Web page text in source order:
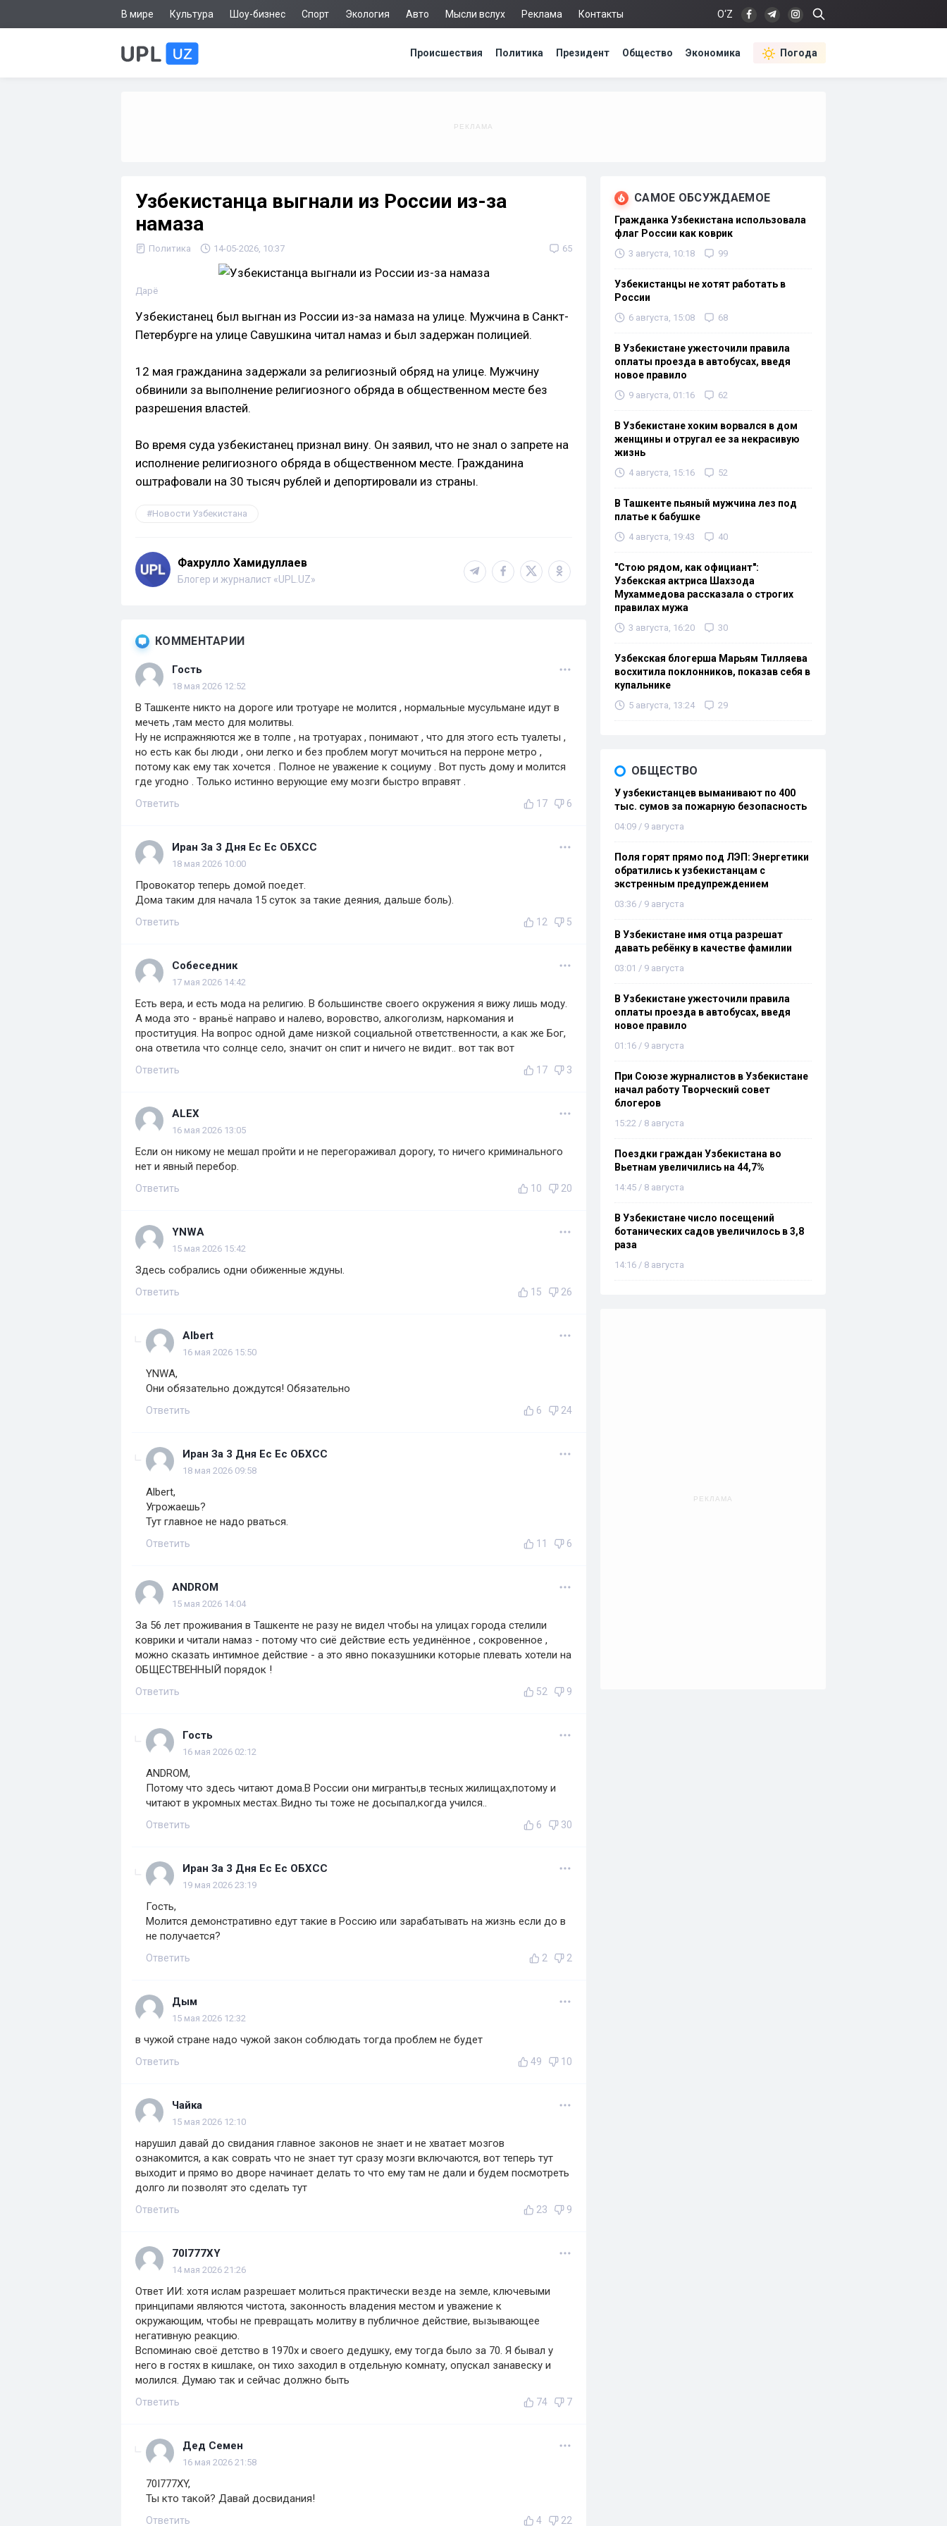
В мире Культура Шоу-бизнес Спорт Экология Авто Мысли вслух Реклама Контакты O‘Z
Происшествия Политика Президент Общество Экономика Погода
Узбекистанца выгнали из России из-за
намаза
Политика 14-05-2026, 10:37 65
Дарё
Узбекистанец был выгнан из России из-за намаза на улице. Мужчина в Санкт-
Петербурге на улице Савушкина читал намаз и был задержан полицией.
12 мая гражданина задержали за религиозный обряд на улице. Мужчину
обвинили за выполнение религиозного обряда в общественном месте без
разрешения властей.
Во время суда узбекистанец признал вину. Он заявил, что не знал о запрете на
исполнение религиозного обряда в общественном месте. Гражданина
оштрафовали на 30 тысяч рублей и депортировали из страны.
Новости Узбекистана
Фахрулло Хамидуллаев
Блогер и журналист «UPL.UZ»
КОММЕНТАРИИ
Гость
18 мая 2026 12:52
В Ташкенте никто на дороге или тротуаре не молится , нормальные мусульмане идут в
мечеть ,там место для молитвы.
Ну не испражняются же в толпе , на тротуарах , понимают , что для этого есть туалеты ,
но есть как бы люди , они легко и без проблем могут мочиться на перроне метро ,
потому как ему так хочется . Полное не уважение к социуму . Вот пусть дому и молится
где угодно . Только истинно верующие ему мозги быстро вправят .
Ответить 17 6
Иран За 3 Дня Ес Ес ОБХСС
18 мая 2026 10:00
Провокатор теперь домой поедет.
Дома таким для начала 15 суток за такие деяния, дальше боль).
Ответить 12 5
Собеседник
17 мая 2026 14:42
Есть вера, и есть мода на религию. В большинстве своего окружения я вижу лишь моду.
А мода это - враньё направо и налево, воровство, алкоголизм, наркомания и
проституция. На вопрос одной даме низкой социальной ответственности, а как же Бог,
она ответила что солнце село, значит он спит и ничего не видит.. вот так вот
Ответить 17 3
ALEX
16 мая 2026 13:05
Если он никому не мешал пройти и не перегораживал дорогу, то ничего криминального
нет и явный перебор.
Ответить 10 20
YNWA
15 мая 2026 15:42
Здесь собрались одни обиженные ждуны.
Ответить 15 26
Albert
16 мая 2026 15:50
YNWA,
Они обязательно дождутся! Обязательно
Ответить 6 24
Иран За 3 Дня Ес Ес ОБХСС
18 мая 2026 09:58
Albert,
Угрожаешь?
Тут главное не надо рваться.
Ответить 11 6
ANDROM
15 мая 2026 14:04
За 56 лет проживания в Ташкенте не разу не видел чтобы на улицах города стелили
коврики и читали намаз - потому что сиё действие есть уединённое , сокровенное ,
можно сказать интимное действие - а это явно показушники которые плевать хотели на
ОБЩЕСТВЕННЫЙ порядок !
Ответить 52 9
Гость
16 мая 2026 02:12
ANDROM,
Потому что здесь читают дома.В России они мигранты,в тесных жилищах,потому и
читают в укромных местах..Видно ты тоже не досыпал,когда учился..
Ответить 6 30
Иран За 3 Дня Ес Ес ОБХСС
19 мая 2026 23:19
Гость,
Молится демонстративно едут такие в Россию или зарабатывать на жизнь если до в
не получается?
Ответить 2 2
Дым
15 мая 2026 12:32
в чужой стране надо чужой закон соблюдать тогда проблем не будет
Ответить 49 10
Чайка
15 мая 2026 12:10
нарушил давай до свидания главное законов не знает и не хватает мозгов
ознакомится, а как соврать что не знает тут сразу мозги включаются, вот теперь тут
выходит и прямо во дворе начинает делать то что ему там не дали и будем посмотреть
долго ли позволят это сделать тут
Ответить 23 9
70I777XY
14 мая 2026 21:26
Ответ ИИ: хотя ислам разрешает молиться практически везде на земле, ключевыми
принципами являются чистота, законность владения местом и уважение к
окружающим, чтобы не превращать молитву в публичное действие, вызывающее
негативную реакцию.
Вспоминаю своё детство в 1970х и своего дедушку, ему тогда было за 70. Я бывал у
него в гостях в кишлаке, он тихо заходил в отдельную комнату, опускал занавеску и
молился. Думаю так и сейчас должно быть
Ответить 74 7
Дед Семен
16 мая 2026 21:58
70I777XY,
Ты кто такой? Давай досвидания!
Ответить 4 22
САМОЕ ОБСУЖДАЕМОЕ
Гражданка Узбекистана использовала
флаг России как коврик
3 августа, 10:18 99
Узбекистанцы не хотят работать в
России
6 августа, 15:08 68
В Узбекистане ужесточили правила
оплаты проезда в автобусах, введя
новое правило
9 августа, 01:16 62
В Узбекистане хоким ворвался в дом
женщины и отругал ее за некрасивую
жизнь
4 августа, 15:16 52
В Ташкенте пьяный мужчина лез под
платье к бабушке
4 августа, 19:43 40
"Стою рядом, как официант":
Узбекская актриса Шахзода
Мухаммедова рассказала о строгих
правилах мужа
3 августа, 16:20 30
Узбекская блогерша Марьям Тилляева
восхитила поклонников, показав себя в
купальнике
5 августа, 13:24 29
ОБЩЕСТВО
У узбекистанцев выманивают по 400
тыс. сумов за пожарную безопасность
04:09 / 9 августа
Поля горят прямо под ЛЭП: Энергетики
обратились к узбекистанцам с
экстренным предупреждением
03:36 / 9 августа
В Узбекистане имя отца разрешат
давать ребёнку в качестве фамилии
03:01 / 9 августа
В Узбекистане ужесточили правила
оплаты проезда в автобусах, введя
новое правило
01:16 / 9 августа
При Союзе журналистов в Узбекистане
начал работу Творческий совет
блогеров
15:22 / 8 августа
Поездки граждан Узбекистана во
Вьетнам увеличились на 44,7%
14:45 / 8 августа
В Узбекистане число посещений
ботанических садов увеличилось в 3,8
раза
14:16 / 8 августа